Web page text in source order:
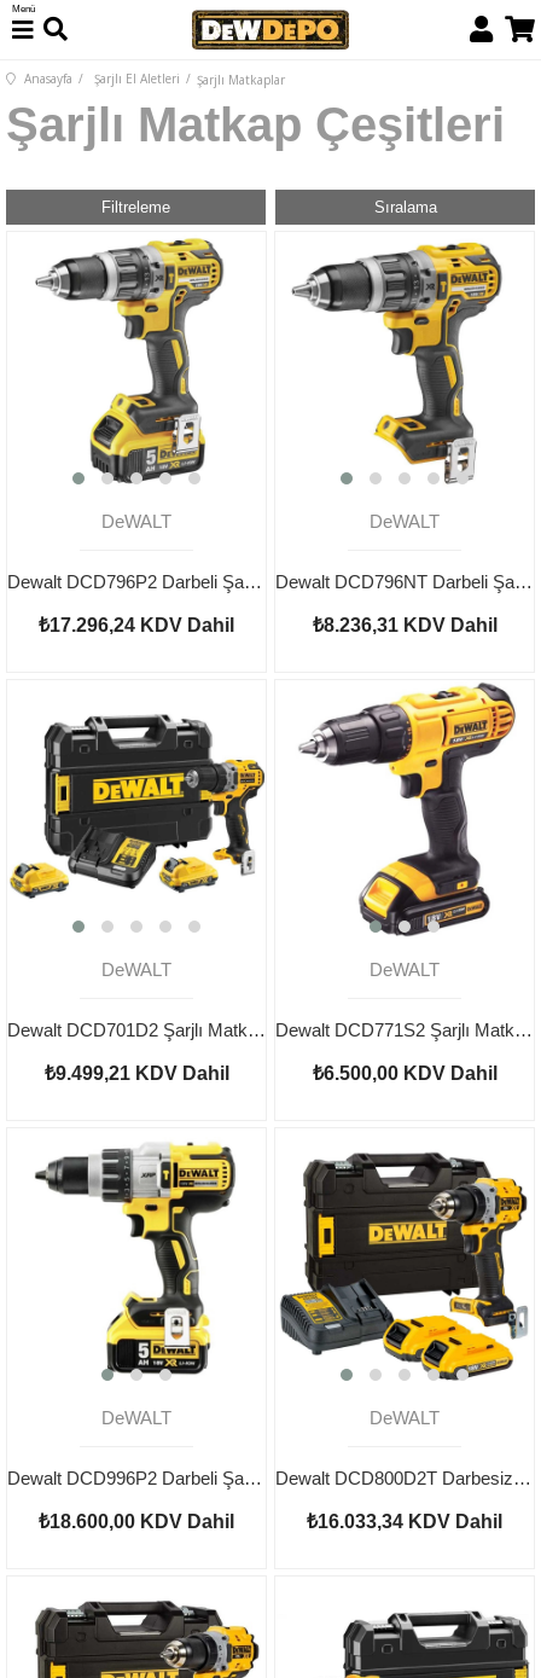
Menü
Anasayfa Şarjlı El Aletleri Şarjlı Matkaplar
Şarjlı Matkap Çeşitleri
Filtreleme Sıralama
DeWALT
Dewalt DCD796P2 Darbeli Şarjlı Matkap 18V 5.0Ah
₺17.296,24 KDV Dahil
DeWALT
Dewalt DCD796NT Darbeli Şarjlı Matkap Aküsüz
₺8.236,31 KDV Dahil
DeWALT
Dewalt DCD701D2 Şarjlı Matkap 12v 2.0 ah
₺9.499,21 KDV Dahil
DeWALT
Dewalt DCD771S2 Şarjlı Matkap 18v
₺6.500,00 KDV Dahil
DeWALT
Dewalt DCD996P2 Darbeli Şarjlı Matkap 18V 5Ah
₺18.600,00 KDV Dahil
DeWALT
Dewalt DCD800D2T Darbesiz Şarjlı Matkap 18V 2.0AH
₺16.033,34 KDV Dahil